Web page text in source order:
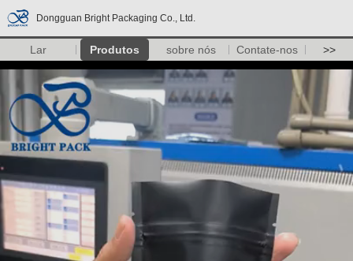
Dongguan Bright Packaging Co., Ltd.
Lar Produtos sobre nós Contate-nos >>